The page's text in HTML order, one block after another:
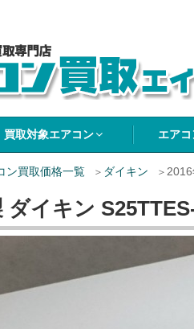
買取エイブ
買取対象エアコン エア
ン買取価格一覧 ダイキン
ダイキン